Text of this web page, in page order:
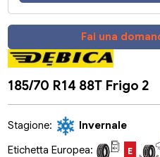
Fai una
185/70 R14 88T Frigo 2
Stagione:
Invernale
Etichetta Europea:
E